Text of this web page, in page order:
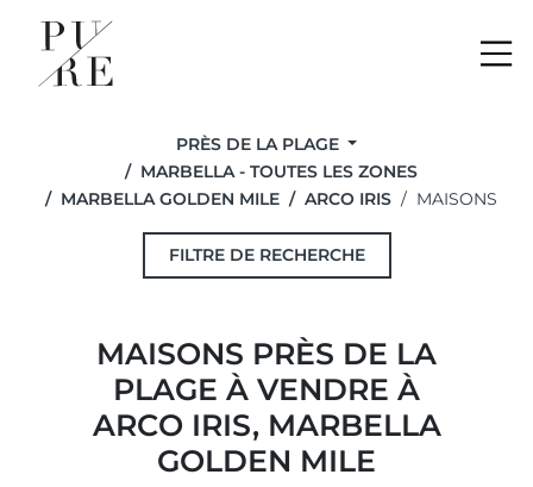
PRÈS DE LA PLAGE
MARBELLA - TOUTES LES ZONES
MARBELLA GOLDEN MILE
ARCO IRIS MAISONS
FILTRE DE RECHERCHE
MAISONS PRÈS DE LA
PLAGE À VENDRE À
ARCO IRIS, MARBELLA
GOLDEN MILE